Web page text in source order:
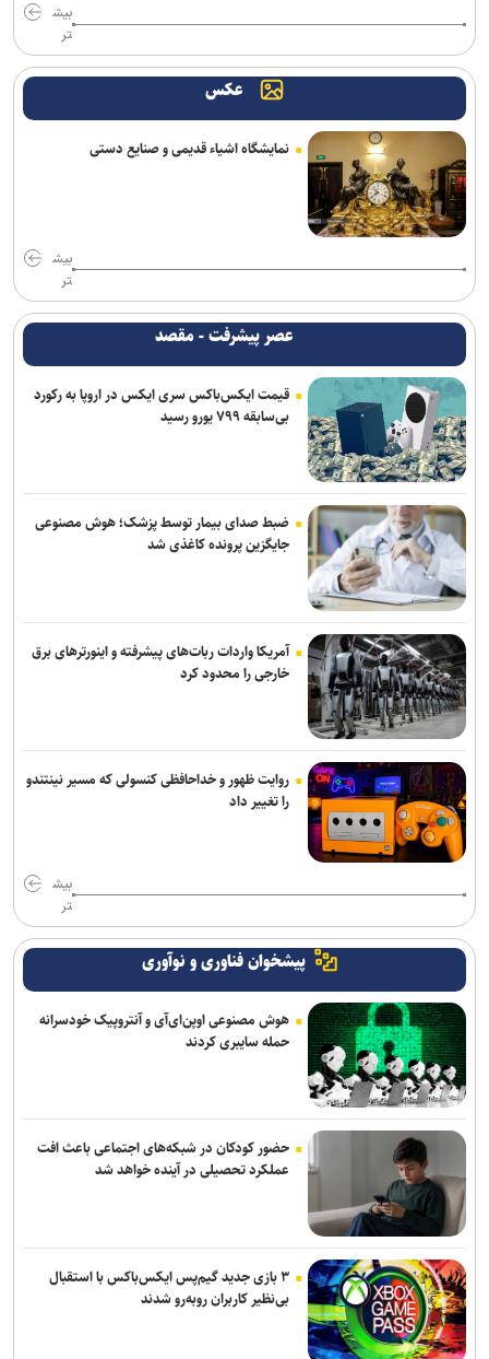
بیش
تر
عکس
نمایشگاه اشیاء قدیمی و صنایع دستی
بیش
تر
عصر پیشرفت - مقصد
قیمت ایکس‌باکس سری ایکس در اروپا به رکورد
بی‌سابقه ۷۹۹ یورو رسید
ضبط صدای بیمار توسط پزشک؛ هوش مصنوعی
جایگزین پرونده کاغذی شد
آمریکا واردات ربات‌های پیشرفته و اینورترهای برق
خارجی را محدود کرد
روایت ظهور و خداحافظی کنسولی که مسیر نینتندو
را تغییر داد
بیش
تر
پیشخوان فناوری و نوآوری
هوش مصنوعی اوپن‌ای‌آی و آنتروپیک خودسرانه
حمله سایبری کردند
حضور کودکان در شبکه‌های اجتماعی باعث افت
عملکرد تحصیلی در آینده خواهد شد
۳ بازی جدید گیم‌پس ایکس‌باکس با استقبال
بی‌نظیر کاربران روبه‌رو شدند